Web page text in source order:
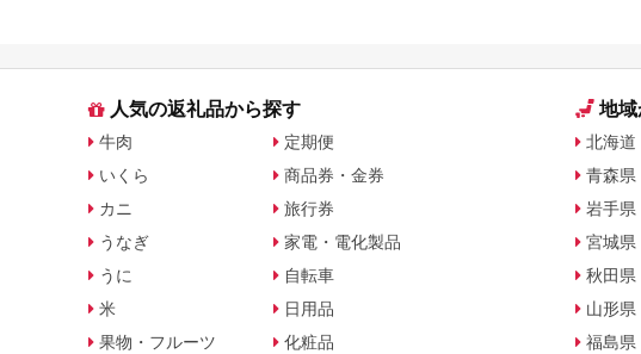
人気の返礼品から探す
牛肉
いくら
カニ
うなぎ
うに
米
果物・フルーツ
定期便
商品券・金券
旅行券
家電・電化製品
自転車
日用品
化粧品
地
北海道
青森県
岩手県
宮城県
秋田県
山形県
福島県